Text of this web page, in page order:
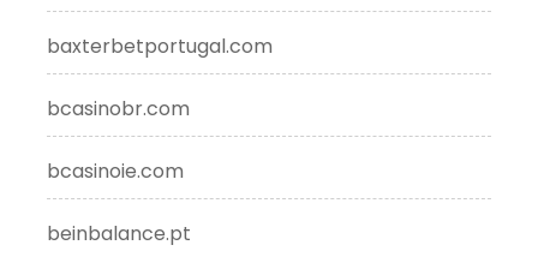
baxterbetportugal.com
bcasinobr.com
bcasinoie.com
beinbalance.pt